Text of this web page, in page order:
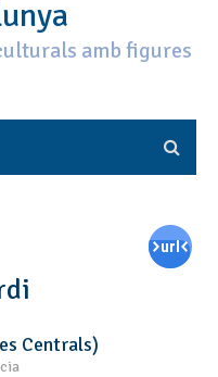
amb figures
Centrals)